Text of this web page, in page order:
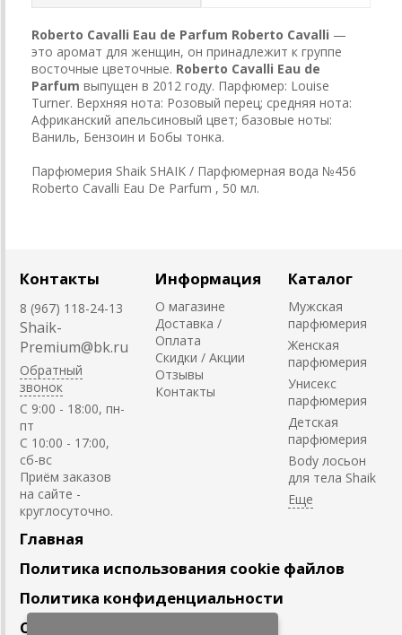
Roberto Cavalli Eau de Parfum Roberto Cavalli —
это аромат для женщин, он принадлежит к группе
восточные цветочные. Roberto Cavalli Eau de
Parfum выпущен в 2012 году. Парфюмер: Louise
Turner. Верхняя нота: Розовый перец; средняя нота:
Африканский апельсиновый цвет; базовые ноты:
Ваниль, Бензоин и Бобы тонка.
Парфюмерия Shaik SHAIK / Парфюмерная вода №456
Roberto Cavalli Eau De Parfum , 50 мл.
Контакты
8 (967) 118-24-13
Shaik-
Premium@bk.ru
Обратный
звонок
C 9:00 - 18:00, пн-
пт
С 10:00 - 17:00,
сб-вс
Приём заказов
на сайте -
круглосуточно.
Информация
О магазине
Доставка /
Оплата
Скидки / Акции
Отзывы
Контакты
Каталог
Мужская
парфюмерия
Женская
парфюмерия
Унисекс
парфюмерия
Детская
парфюмерия
Body лосьон
для тела Shaik
Главная
Политика использования cookie файлов
Политика конфиденциальности
Сотрудничество